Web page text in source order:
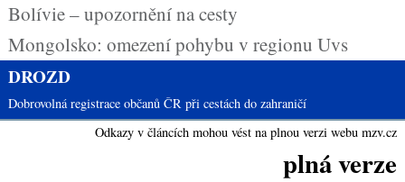
Bolívie – upozornění na cesty
Mongolsko: omezení pohybu v regionu Uvs
DROZD
Dobrovolná registrace občanů ČR při cestách do zahraničí
Odkazy v článcích mohou vést na plnou verzi webu mzv.cz
plná verze